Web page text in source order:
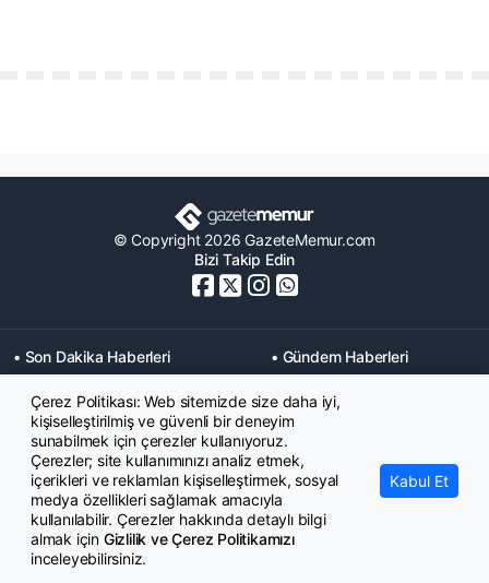
© Copyright 2026 GazeteMemur.com
Bizi Takip Edin
• Son Dakika Haberleri
• Gündem Haberleri
• Memurlar Haberleri
• KPSS Haberleri
• Ekonomi Haberleri
• Eğitim Haberleri
• Yaşam Haberleri
• Maaş Verileri Haberleri
• Mahkeme Kararları
Haberleri
Çerez Politikası: Web sitemizde size daha iyi,
kişiselleştirilmiş ve güvenli bir deneyim
sunabilmek için çerezler kullanıyoruz.
Çerezler; site kullanımınızı analiz etmek,
içerikleri ve reklamları kişiselleştirmek, sosyal
medya özellikleri sağlamak amacıyla
kullanılabilir. Çerezler hakkında detaylı bilgi
almak için Gizlilik ve Çerez Politikamızı
inceleyebilirsiniz.
Kabul Et